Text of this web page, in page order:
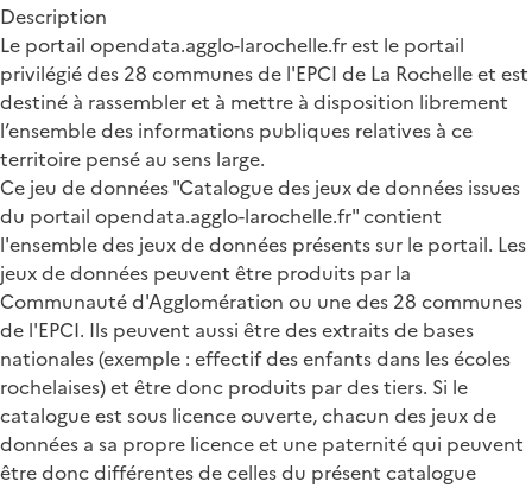
Description
Le portail opendata.agglo-larochelle.fr est le portail
privilégié des 28 communes de l'EPCI de La Rochelle et est
destiné à rassembler et à mettre à disposition librement
l’ensemble des informations publiques relatives à ce
territoire pensé au sens large.
Ce jeu de données "Catalogue des jeux de données issues
du portail opendata.agglo-larochelle.fr" contient
l'ensemble des jeux de données présents sur le portail. Les
jeux de données peuvent être produits par la
Communauté d'Agglomération ou une des 28 communes
de l'EPCI. Ils peuvent aussi être des extraits de bases
nationales (exemple : effectif des enfants dans les écoles
rochelaises) et être donc produits par des tiers. Si le
catalogue est sous licence ouverte, chacun des jeux de
données a sa propre licence et une paternité qui peuvent
être donc différentes de celles du présent catalogue